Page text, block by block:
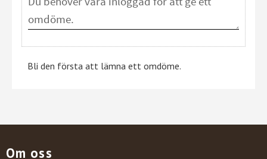
Bli den första att lämna ett omdöme.
Om oss